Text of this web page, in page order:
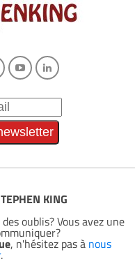
KING
oublis? Vous avez une
, n'hésitez pas à nous
.